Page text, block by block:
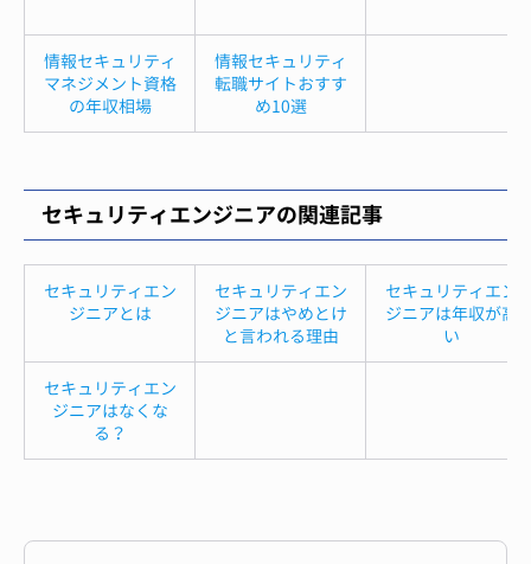
情報セキュリティ
マネジメント資格
の年収相場
情報セキュリティ
転職サイトおすす
め10選
セキュリティエンジニアの関連記事
セキュリティエン
ジニアとは
セキュリティエン
ジニアはやめとけ
と言われる理由
セキュリティエン
ジニアは年収が高
い
セキュリティエン
ジニアはなくな
る？